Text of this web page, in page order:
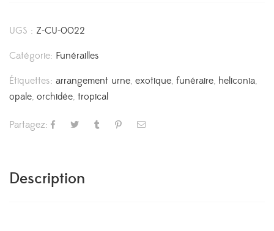
UGS : Z-CU-0022
Catégorie: Funérailles
Étiquettes: arrangement urne, exotique, funéraire, heliconia,
opale, orchidée, tropical
Partagez:
Description